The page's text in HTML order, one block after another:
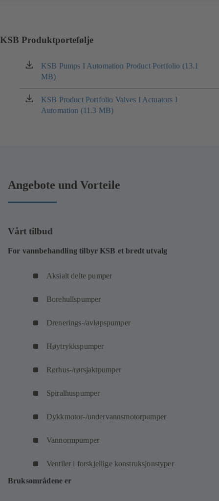
KSB Produktportefølje
KSB Pumps I Automation Product Portfolio (13.1
MB)
(åpnes
i
en
ny
fane)
KSB Product Portfolio Valves I Actuators I
Automation (11.3 MB)
(åpnes
i
Angebote und Vorteile
Vårt tilbud
For vannbehandling tilbyr KSB et bredt utvalg
Aksialt delte pumper
Borehullspumper
Drenerings-/avløpspumper
Høytrykkspumper
Rørhus-/rørsjaktpumper
Spiralhuspumper
Dykkmotor-/undervannsmotorpumper
Vannormpumper
Ventiler i forskjellige konstruksjonstyper
Bruksområdene er